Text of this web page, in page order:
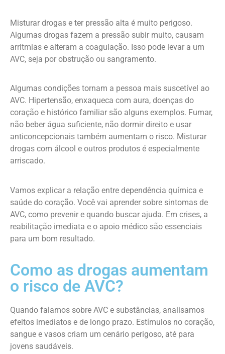
Misturar drogas e ter pressão alta é muito perigoso.
Algumas drogas fazem a pressão subir muito, causam
arritmias e alteram a coagulação. Isso pode levar a um
AVC, seja por obstrução ou sangramento.
Algumas condições tornam a pessoa mais suscetível ao
AVC. Hipertensão, enxaqueca com aura, doenças do
coração e histórico familiar são alguns exemplos. Fumar,
não beber água suficiente, não dormir direito e usar
anticoncepcionais também aumentam o risco. Misturar
drogas com álcool e outros produtos é especialmente
arriscado.
Vamos explicar a relação entre dependência química e
saúde do coração. Você vai aprender sobre sintomas de
AVC, como prevenir e quando buscar ajuda. Em crises, a
reabilitação imediata e o apoio médico são essenciais
para um bom resultado.
Como as drogas aumentam
o risco de AVC?
Quando falamos sobre AVC e substâncias, analisamos
efeitos imediatos e de longo prazo. Estímulos no coração,
sangue e vasos criam um cenário perigoso, até para
jovens saudáveis.